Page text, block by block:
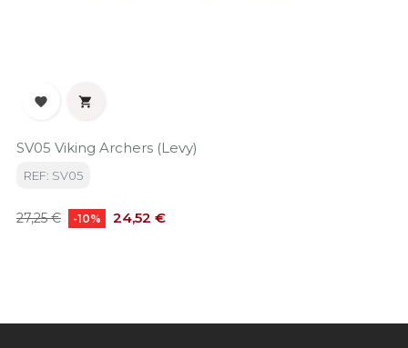
 
SV05 Viking Archers (Levy)
REF: SV05
Precio
27,25 € -10% Precio
24,52 €